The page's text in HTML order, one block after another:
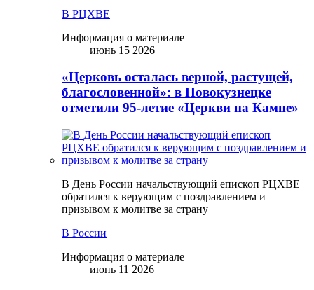
В РЦХВЕ
Информация о материале
июнь 15 2026
«Церковь осталась верной, растущей,
благословенной»: в Новокузнецке
отметили 95-летие «Церкви на Камне»
В День России начальствующий епископ РЦХВЕ
обратился к верующим с поздравлением и
призывом к молитве за страну
В России
Информация о материале
июнь 11 2026